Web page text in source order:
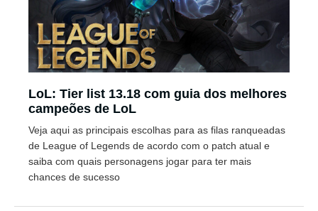
LoL: Tier list 13.18 com guia dos melhores
campeões de LoL
Veja aqui as principais escolhas para as filas ranqueadas
de League of Legends de acordo com o patch atual e
saiba com quais personagens jogar para ter mais
chances de sucesso